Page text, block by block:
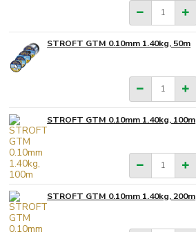
STROFT GTM 0.10mm 1.40kg, 50m
STROFT GTM 0.10mm 1.40kg, 100m
STROFT GTM 0.10mm 1.40kg, 200m